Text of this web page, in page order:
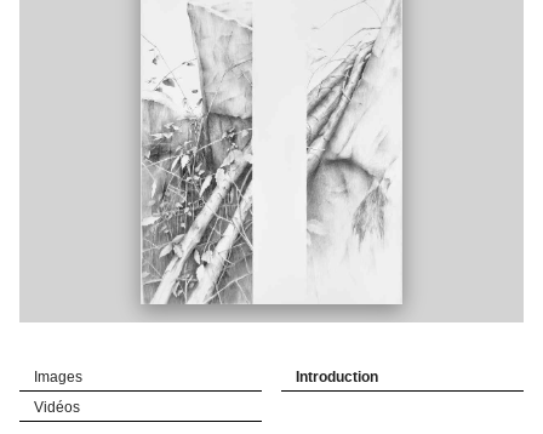
Images
Introduction
Vidéos